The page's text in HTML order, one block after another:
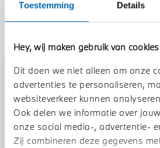
Toestemming Details
Hey, wij maken gebruik van
Dit doen we niet alleen om onze
advertenties te personaliseren,
websiteverkeer kunnen
Ook delen we informatie over
onze social media-, advertentie-
Zij combineren deze gegevens
Uw auto inruilen?
Toon alle eigenschappen